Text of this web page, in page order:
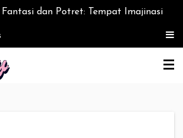
Fantasi dan Potret: Tempat Imajinasi